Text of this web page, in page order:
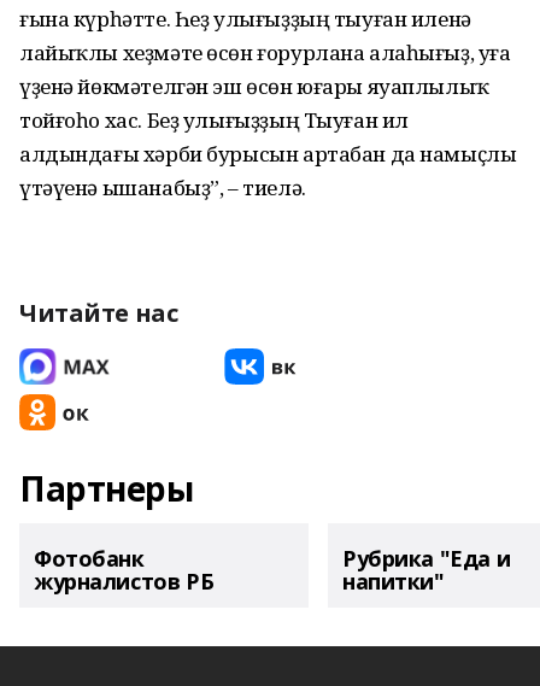
ғына күрһәтте. Һеҙ улығыҙҙың тыуған иленә
лайыҡлы хеҙмәте өсөн ғорурлана алаһығыҙ, уға
үҙенә йөкмәтелгән эш өсөн юғары яуаплылыҡ
тойғоһо хас. Беҙ улығыҙҙың Тыуған ил
алдындағы хәрби бурысын артабан да намыҫлы
үтәүенә ышанабыҙ”, – тиелә.
Читайте нас
Партнеры
Фотобанк
журналистов РБ
Рубрика "Еда и
напитки"